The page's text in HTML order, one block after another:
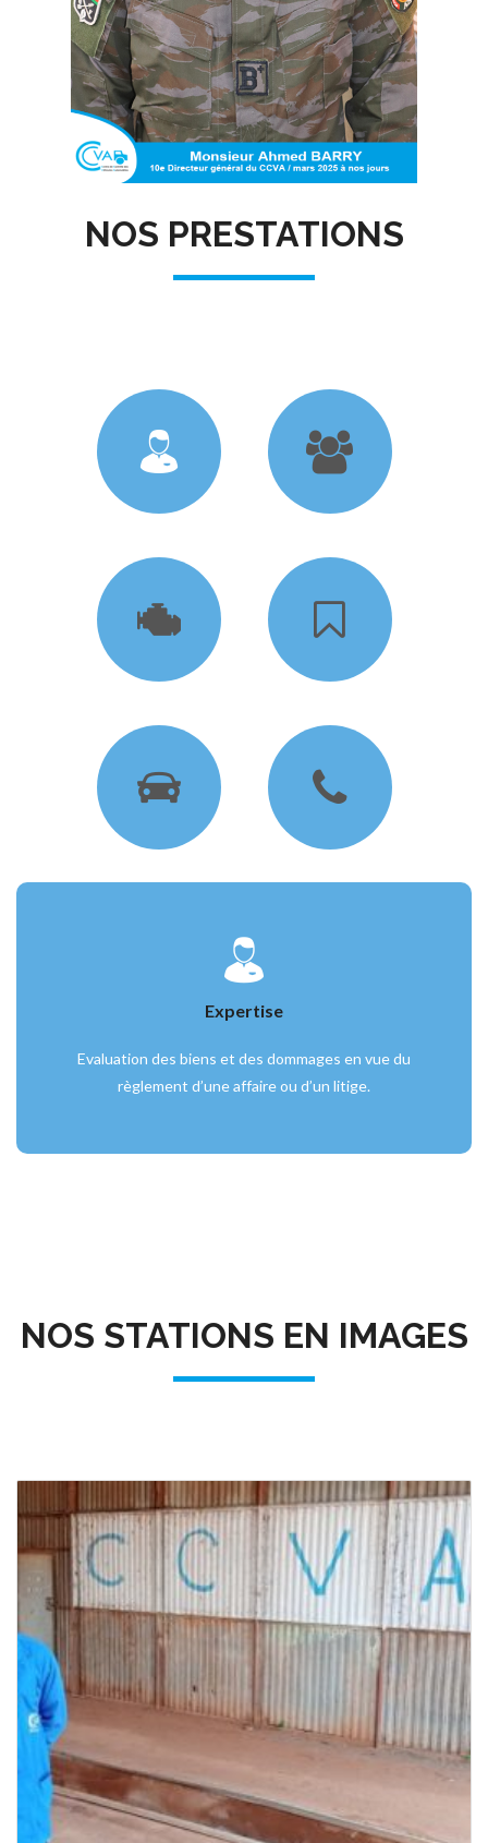
NOS PRESTATIONS
Expertise
Evaluation des biens et des dommages en vue du
règlement d’une affaire ou d’un litige.
NOS STATIONS EN IMAGES